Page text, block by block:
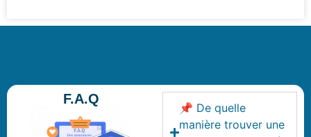
F.A.Q
📌 De quelle
manière trouver une